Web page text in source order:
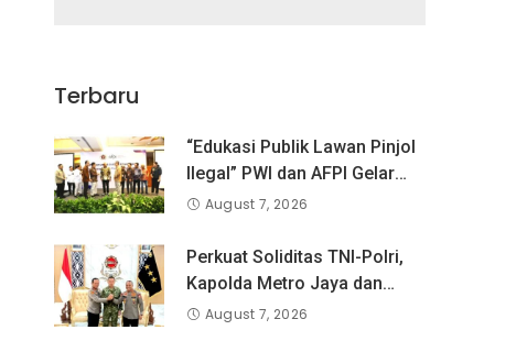
Terbaru
“Edukasi Publik Lawan Pinjol
Ilegal” PWI dan AFPI Gelar
Workshop Jurnalistik
August 7, 2026
Perkuat Soliditas TNI-Polri,
Kapolda Metro Jaya dan
Pangdam Jaya Kunjungi
August 7, 2026